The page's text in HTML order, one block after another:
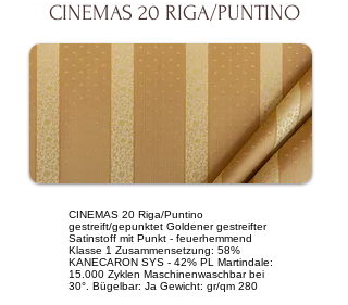
CINEMAS 20 RIGA/PUNTINO
CINEMAS 20 Riga/Puntino
gestreift/gepunktet Goldener gestreifter
Satinstoff mit Punkt - feuerhemmend
Klasse 1 Zusammensetzung: 58%
KANECARON SYS - 42% PL Martindale:
15.000 Zyklen Maschinenwaschbar bei
30°. Bügelbar: Ja Gewicht: gr/qm 280